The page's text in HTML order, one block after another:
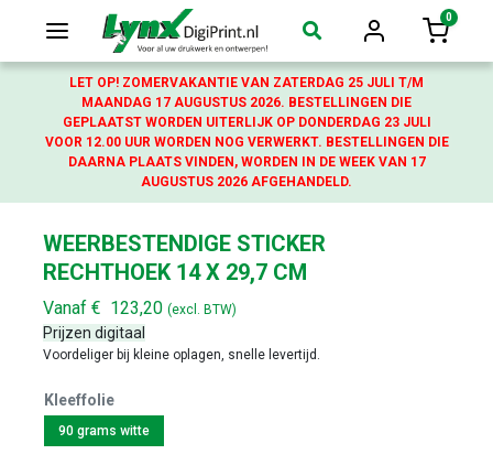
Login
0
LET OP! ZOMERVAKANTIE VAN ZATERDAG 25 JULI T/M
MAANDAG 17 AUGUSTUS 2026. BESTELLINGEN DIE
GEPLAATST WORDEN UITERLIJK OP DONDERDAG 23 JULI
VOOR 12.00 UUR WORDEN NOG VERWERKT. BESTELLINGEN DIE
DAARNA PLAATS VINDEN, WORDEN IN DE WEEK VAN 17
AUGUSTUS 2026 AFGEHANDELD.
WEERBESTENDIGE STICKER
RECHTHOEK 14 X 29,7 CM
Vanaf € 123,20 (excl. BTW)
Prijzen digitaal
Voordeliger bij kleine oplagen, snelle levertijd.
Kleeffolie
90 grams witte